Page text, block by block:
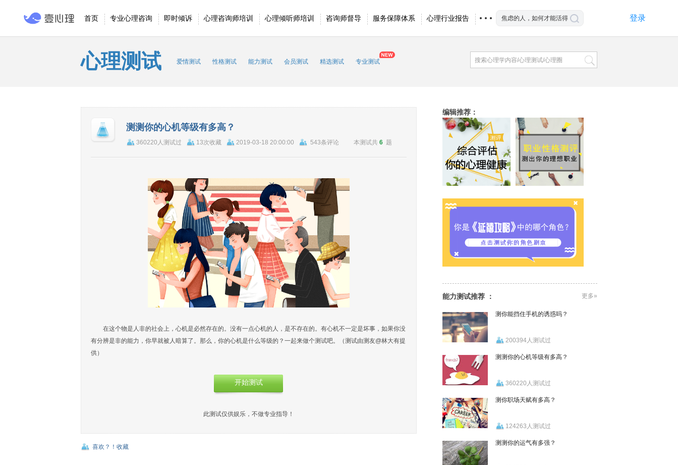
首页 专业心理咨询 即时倾诉 心理咨询师培训 心理倾听师培训 咨询师督导 服务保障体系 心理行业报告 登录
心理测试 爱情测试 性格测试 能力测试 会员测试 精选测试 专业测试
测测你的心机等级有多高？
360220人测试过 13次收藏 2019-03-18 20:00:00 543条评论 本测试共 6 题
在这个物是人非的社会上，心机是必然存在的。没有一点心机的人，是不存在的。有心机不一定是坏事，如果你没
有分辨是非的能力，你早就被人暗算了。那么，你的心机是什么等级的？一起来做个测试吧。（测试由测友@林大有提
供）
开始测试
此测试仅供娱乐，不做专业指导！
喜欢？！收藏
编辑推荐：
能力测试推荐 ： 更多»
测你能挡住手机的诱惑吗？
200394人测试过
测测你的心机等级有多高？
360220人测试过
测你职场天赋有多高？
124263人测试过
测测你的运气有多强？